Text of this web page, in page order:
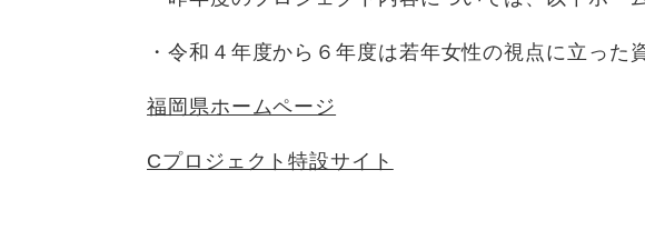
・令和４年度から６年度は若年女性の視点に立った
福岡県ホームページ
Cプロジェクト特設サイト